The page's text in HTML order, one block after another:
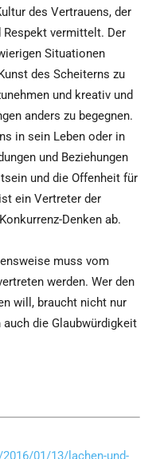
des Vertrauens, der
Respekt vermittelt. Der
Situationen
des Scheiterns zu
und kreativ und
anders zu begegnen.
in sein Leben oder in
und Beziehungen
und die Offenheit für
ein Vertreter der
Denken ab.
muss vom
werden. Wer den
will, braucht nicht nur
die Glaubwürdigkeit
01/13/lachen-und-